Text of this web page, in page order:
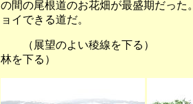
の間の尾根道のお花畑が最盛期だっ
ョイできる道だ。
（展望のよい稜線を下る）
林を下る）